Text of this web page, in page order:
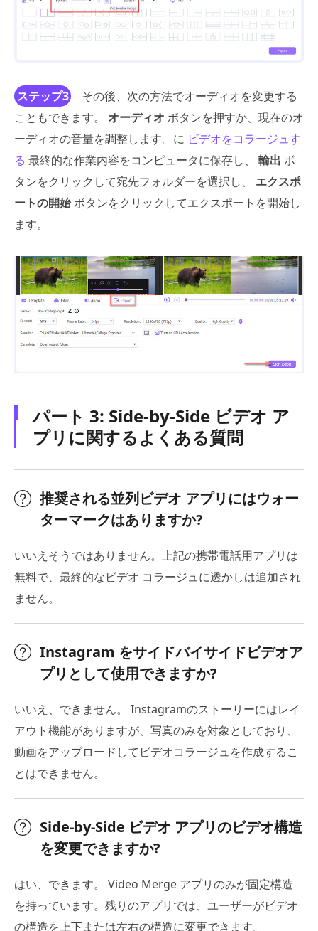
ステップ3
その後、次の方法でオーディオを変更する
こともできます。 オーディオ ボタンを押すか、現在のオ
ーディオの音量を調整します。に ビデオをコラージュす
る 最終的な作業内容をコンピュータに保存し、 輸出 ボ
タンをクリックして宛先フォルダーを選択し、 エクスポ
ートの開始ボタンをクリックしてエクスポートを開始し
ます。
パート 3: Side-by-Side ビデオ ア
プリに関するよくある質問
推奨される並列ビデオ アプリにはウォー
ターマークはありますか?
いいえそうではありません。上記の携帯電話用アプリは
無料で、最終的なビデオ コラージュに透かしは追加され
ません。
Instagram をサイドバイサイドビデオア
プリとして使用できますか?
いいえ、できません。 Instagramのストーリーにはレイ
アウト機能がありますが、写真のみを対象としており、
動画をアップロードしてビデオコラージュを作成するこ
とはできません。
Side-by-Side ビデオ アプリのビデオ構造
を変更できますか?
はい、できます。 Video Merge アプリのみが固定構造
を持っています。残りのアプリでは、ユーザーがビデオ
の構造を上下または左右の構造に変更できます。